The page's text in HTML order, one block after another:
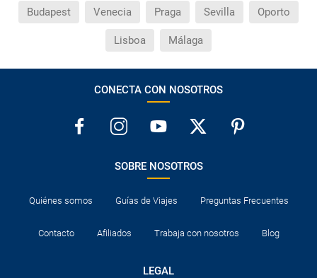
Budapest Venecia Praga Sevilla Oporto
Lisboa Málaga
CONECTA CON NOSOTROS
SOBRE NOSOTROS
Quiénes somos Guías de Viajes Preguntas Frecuentes
Contacto Afiliados Trabaja con nosotros Blog
LEGAL